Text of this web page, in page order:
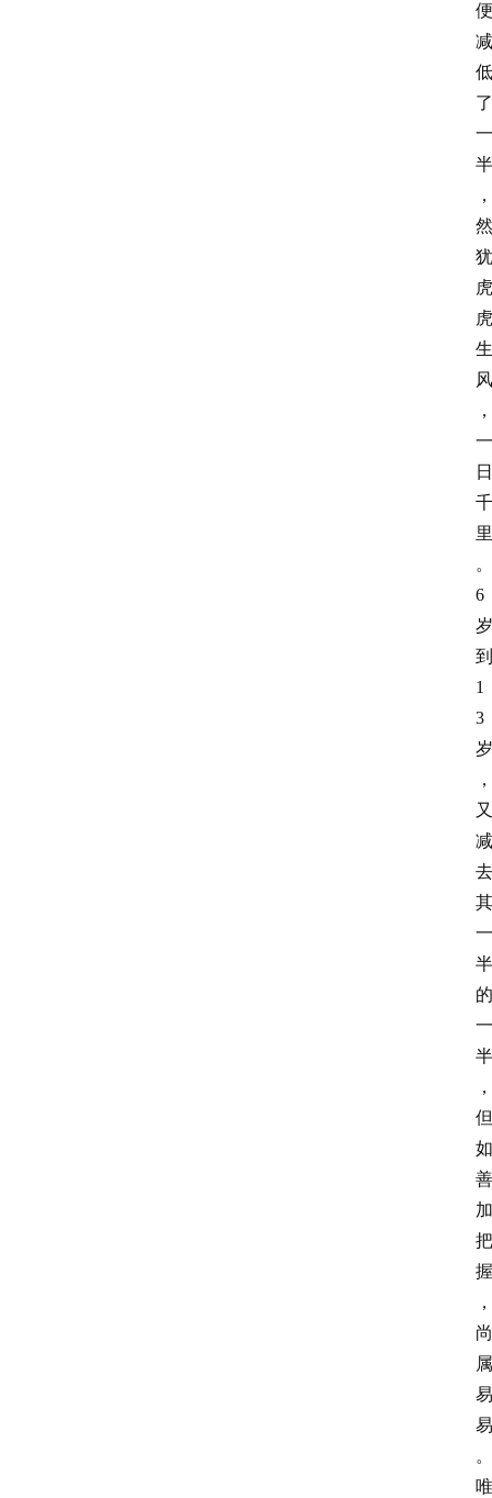
便
减
低
了
一
半
，
然
犹
虎
虎
生
风
，
一
日
千
里
。
6
岁
到
1
3
岁
，
又
减
去
其
一
半
的
一
半
，
但
如
善
加
把
握
，
尚
属
易
易
。
唯